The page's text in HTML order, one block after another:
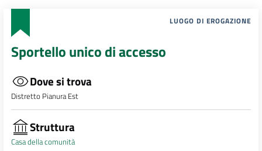
LUOGO DI EROGAZIONE
Sportello unico di accesso
Dove si trova
Distretto Pianura Est
Struttura
Casa della comunità